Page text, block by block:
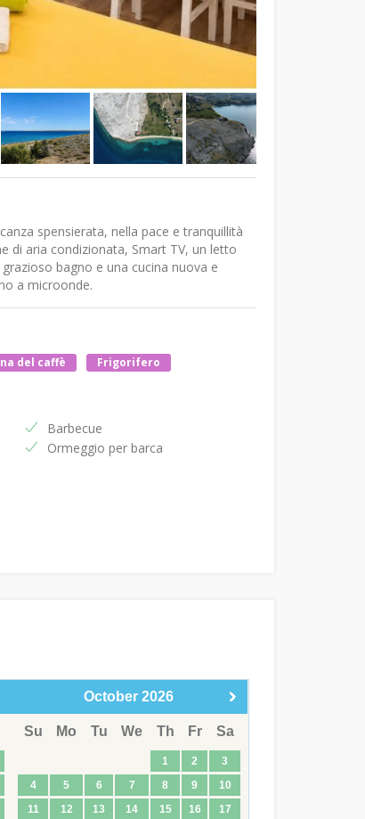
spensierata, nella pace e tranquillità
di aria condizionata, Smart TV, un letto
bagno e una cucina nuova e
a microonde.
del caffè
Frigorifero
Barbecue
Ormeggio per barca
October 2026
Su Mo Tu We Th Fr Sa
1 2
3
4
5 6 7 8 9
10
11
12 13 14 15 16
17